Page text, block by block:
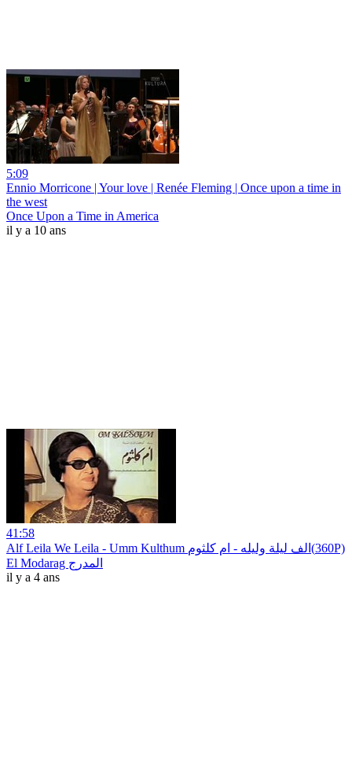
5:09
Ennio Morricone | Your love | Renée Fleming | Once upon a time in
the west
Once Upon a Time in America
il y a 10 ans
41:58
Alf Leila We Leila - Umm Kulthum الف ليلة وليله - ام كلثوم(360P)
El Modarag المدرج
il y a 4 ans